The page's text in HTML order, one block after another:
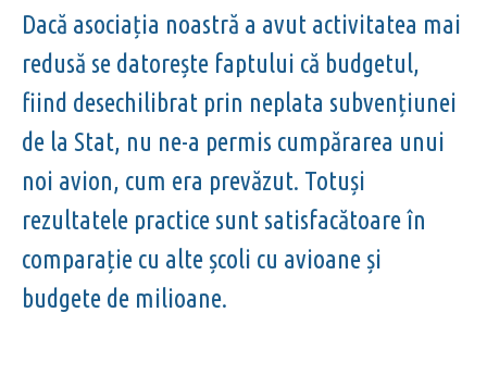
Dacă asociația noastră a avut activitatea mai
redusă se datorește faptului că budgetul,
fiind desechilibrat prin neplata subvențiunei
de la Stat, nu ne-a permis cumpărarea unui
noi avion, cum era prevăzut. Totuși
rezultatele practice sunt satisfacătoare în
comparație cu alte școli cu avioane și
budgete de milioane.